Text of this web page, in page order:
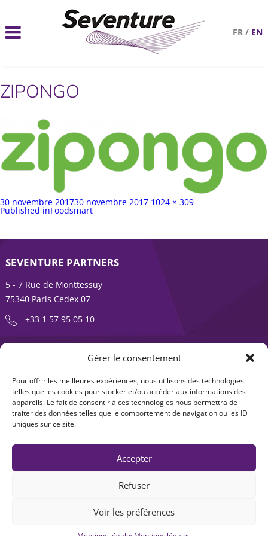
Gérer le consentement
Pour offrir les meilleures expériences, nous utilisons des technologies
telles que les cookies pour stocker et/ou accéder aux informations des
appareils. Le fait de consentir à ces technologies nous permettra de
traiter des données telles que le comportement de navigation ou les ID
uniques sur ce site.
Accepter
Refuser
Voir les préférences
FR / EN
ZIPONGO
Publié
sur
30 novembre 201730 novembre 2017 Taille
1024 × 309
Navigation
Published inFoodsmart
SEVENTURE PARTNERS
5 - 7 Rue de Monttessuy
75340 Paris Cedex 07
+33 1 57 95 05 10
ENTREPRENDRE EST UNE AVENTURE
À propos
Expertises
Offre produits
Actualités
Contact